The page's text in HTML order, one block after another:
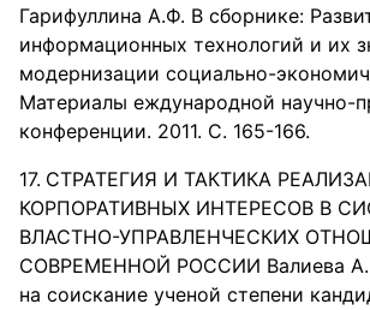
Гарифуллина А.Ф. В сборнике:
информационных технологий и их
модернизации социально-
Материалы еждународной научно-
конференции. 2011. С. 165-166.
СТРАТЕГИЯ И ТАКТИКА
КОРПОРАТИВНЫХ ИНТЕРЕСОВ В
ВЛАСТНО-УПРАВЛЕНЧЕСКИХ
СОВРЕМЕННОЙ РОССИИ Валиева
на соискание ученой степени